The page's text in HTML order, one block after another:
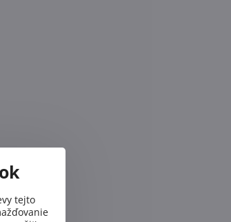
tejto